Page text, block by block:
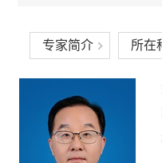
专家简介 所在